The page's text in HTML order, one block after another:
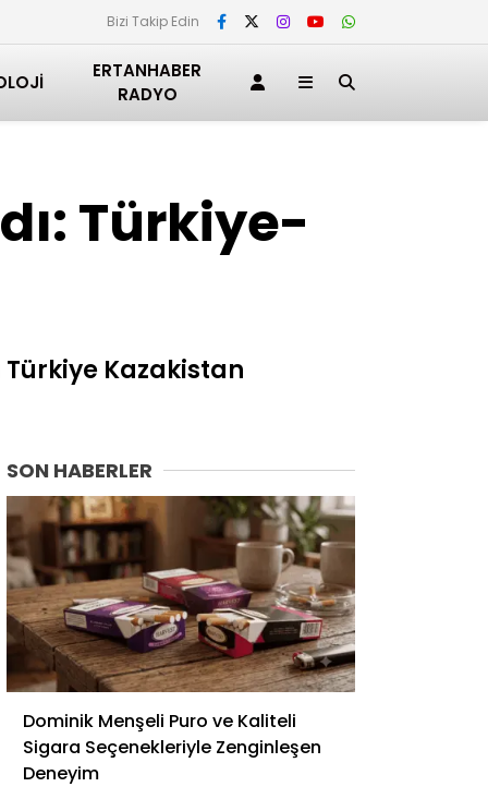
Bizi Takip Edin
ERTANHABER
RADYO
Türkiye-
Kazakistan
SON HABERLER
Dominik Menşeli Puro ve Kaliteli
Sigara Seçenekleriyle Zenginleşen
Deneyim
Adana
Adıyaman
Afyonkarahisar